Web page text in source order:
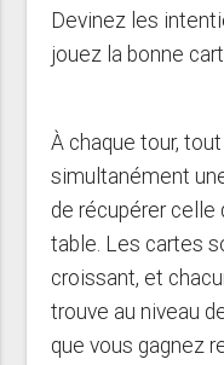
Devinez les
jouez la bonne
À chaque tour,
simultanément
de récupérer celle
table. Les cartes
croissant, et
trouve au niveau
que vous gagnez